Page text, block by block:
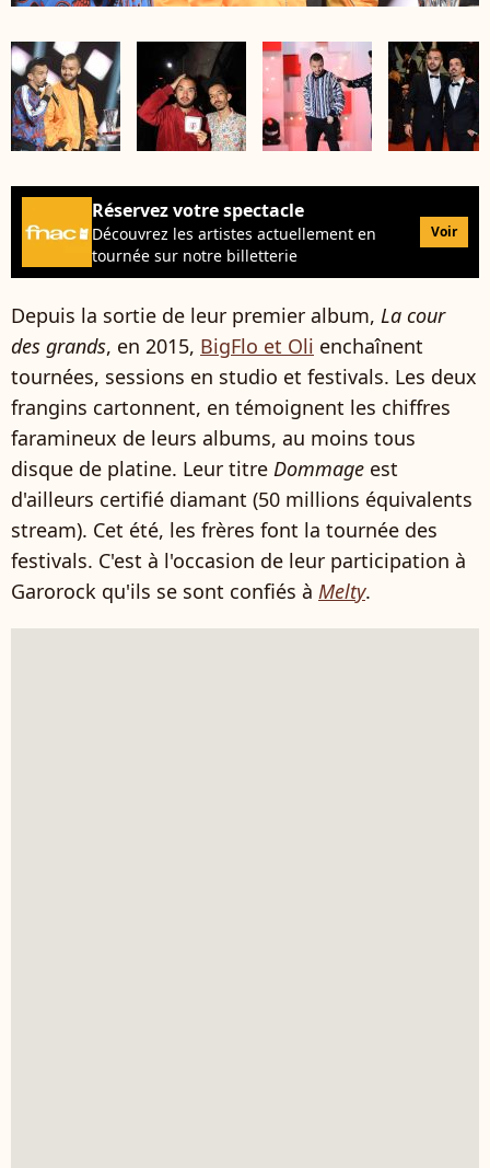
Réservez votre spectacle
Découvrez les artistes actuellement en
tournée sur notre billetterie
Voir
Depuis la sortie de leur premier album, La cour
des grands, en 2015, BigFlo et Oli enchaînent
tournées, sessions en studio et festivals. Les deux
frangins cartonnent, en témoignent les chiffres
faramineux de leurs albums, au moins tous
disque de platine. Leur titre Dommage est
d'ailleurs certifié diamant (50 millions équivalents
stream). Cet été, les frères font la tournée des
festivals. C'est à l'occasion de leur participation à
Garorock qu'ils se sont confiés à Melty.